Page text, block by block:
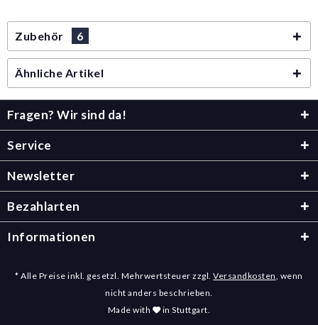
Zubehör 6
Ähnliche Artikel
Fragen? Wir sind da!
Service
Newsletter
Bezahlarten
Informationen
* Alle Preise inkl. gesetzl. Mehrwertsteuer zzgl.Versandkosten , wenn
nicht anders beschrieben.
Made with
in Stuttgart.